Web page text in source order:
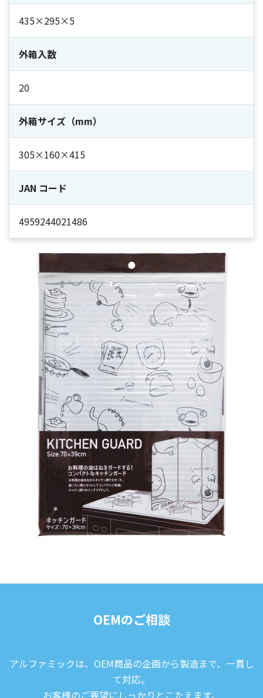
435×295×5
外箱入数
20
外箱サイズ（mm）
305×160×415
JAN コード
4959244021486
OEMのご相談
アルファミックは、OEM商品の企画から製造まで、一貫し
て対応。
お客様のご要望にしっかりとこたえます。